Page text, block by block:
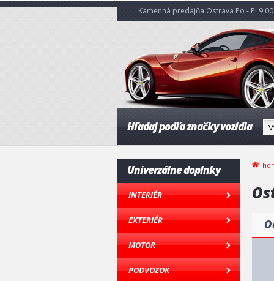
Kamenná predajňa Ostrava Po - Pi
Hľadaj podľa značky vozidla
Univerzálne doplnky
INTERIÉR
EXTERIÉR
MOTOR
PODVOZOK